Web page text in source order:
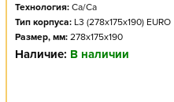
Технология: Ca/Ca
Тип корпуса: L3 (278x175x190) EURO
Размер, мм: 278x175x190
Наличие: В наличии